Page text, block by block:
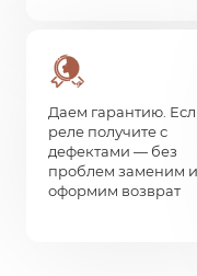
Даем гарантию.
реле получите с
дефектами — без
проблем заменим
оформим возврат